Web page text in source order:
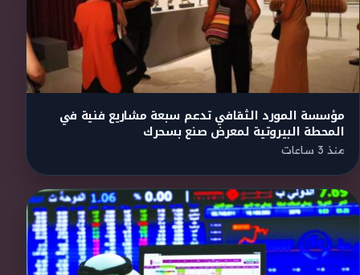
مؤسسة المورد الثقافي تدعم سبعة مشاريع فنية في
المحطة البيروتية لمعرض صنع بسحرك
منذ 3 ساعات